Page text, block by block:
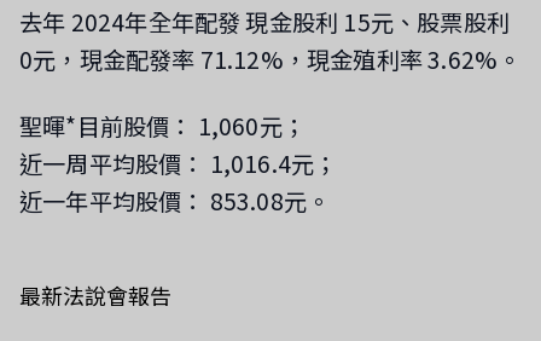
去年 2024年全年配發 現金股利 15元、股票股利
0元，現金配發率 71.12%，現金殖利率 3.62%。
聖暉*目前股價： 1,060元；
近一周平均股價： 1,016.4元；
近一年平均股價： 853.08元。
最新法說會報告